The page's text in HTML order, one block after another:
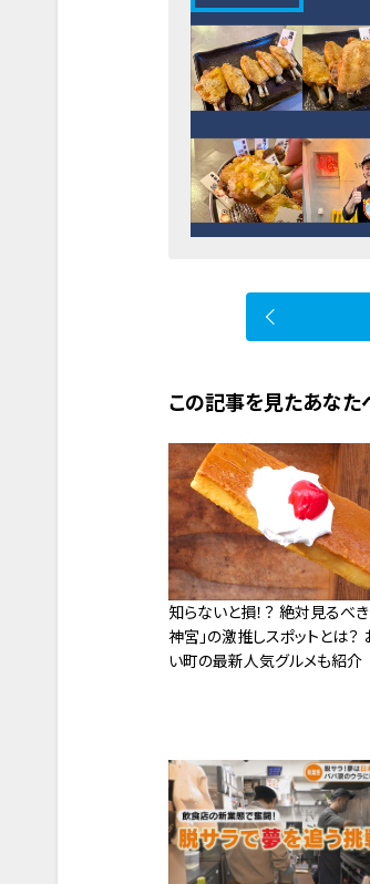
この記事を見たあなた
知らないと損！？ 絶対見るべき
神宮」の激推しスポットとは？
い町の最新人気グルメも紹介